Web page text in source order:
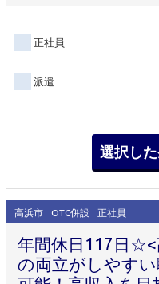
正社員
派遣
高浜市 OTC併設 正社員
年間休日117日☆<
の両立がしやす